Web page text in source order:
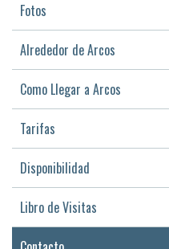
Fotos
Alrededor de Arcos
Como Llegar a Arcos
Tarifas
Disponibilidad
Libro de Visitas